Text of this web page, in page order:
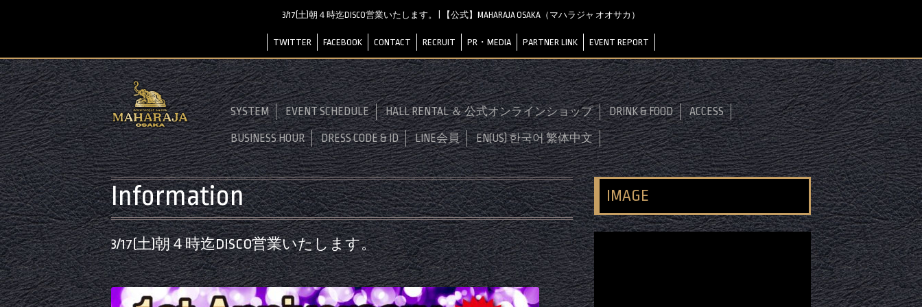
3/17(土)朝４時迄DISCO営業いたします。 | 【公式】MAHARAJA OSAKA（マハラジャ オオサカ）
TWITTER FACEBOOK CONTACT RECRUIT PR・MEDIA PARTNER LINK EVENT REPORT
SYSTEM EVENT SCHEDULE HALL RENTAL ＆ 公式オンラインショップ DRINK & FOOD ACCESS
BUSINESS HOUR DRESS CODE & ID LINE会員 EN(US) 한국어 繁体中文
Information
3/17(土)朝４時迄DISCO営業いたします。
IMAGE